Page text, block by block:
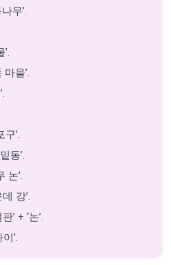
무’.
마을’.
’.
동’.
논’.
강’.
’ + ‘논’.
’.